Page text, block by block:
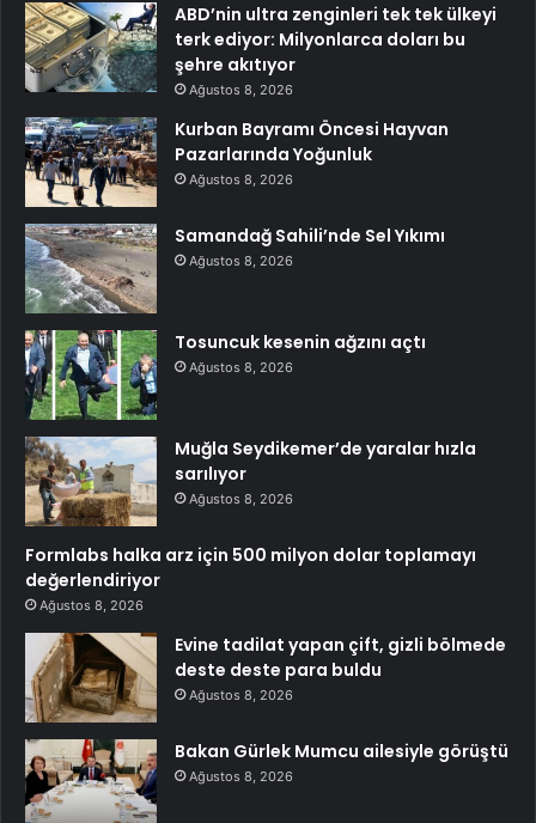
ABD’nin ultra zenginleri tek tek ülkeyi
terk ediyor: Milyonlarca doları bu
şehre akıtıyor
Ağustos 8, 2026
Kurban Bayramı Öncesi Hayvan
Pazarlarında Yoğunluk
Ağustos 8, 2026
Samandağ Sahili’nde Sel Yıkımı
Ağustos 8, 2026
Tosuncuk kesenin ağzını açtı
Ağustos 8, 2026
Muğla Seydikemer’de yaralar hızla
sarılıyor
Ağustos 8, 2026
Formlabs halka arz için 500 milyon dolar toplamayı
değerlendiriyor
Ağustos 8, 2026
Evine tadilat yapan çift, gizli bölmede
deste deste para buldu
Ağustos 8, 2026
Bakan Gürlek Mumcu ailesiyle görüştü
Ağustos 8, 2026